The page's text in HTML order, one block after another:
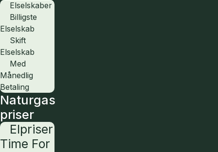
Elselskaber
Billigste
Elselskab
Skift
Elselskab
Med
Månedlig
Betaling
Naturgas
priser
Elpriser
Time For